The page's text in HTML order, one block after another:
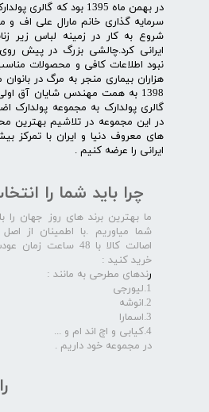
در بهمن ماه 1395 بود که
سرمایه گذاری خانم مارال علی اف و
شروع به کار در زمینه لباس زیر
ایرانی کرد.چالشی بزرگ در پیش روی
نبود اطلاعات کافی و محصولات
هزاران بیماری منجر به مرگ در
1398 به همت مهندس شایان آق
گالری پولدارک به مجموعه پولدارک
در این مجموعه در تلاشیم بهترین
های معروف دنیا و ایران با تمرکز
ایرانی را عرضه کنیم .​​​​​​​
چرا باید شما را
ما بهترین برند های روز جهان را
شما میاوریم .با اطمینان از
اصالت کالا با 48 ساعت
خرید کنید :
رندهای مطرحی به مانند :
1.لیورجی
2.انوشه
3.اسمارا
4.کیابی و اچ اند ام و ...
در مجموعه خود داریم .​​​​​​​